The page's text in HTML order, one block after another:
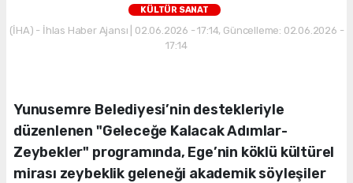
KÜLTÜR SANAT
(İHA) - İhlas Haber Ajansı | 02.06.2026 - 17:14, Güncelleme: 02.06.2026 -
17:14
Yunusemre Belediyesi’nin destekleriyle
düzenlenen "Geleceğe Kalacak Adımlar-
Zeybekler" programında, Ege’nin köklü kültürel
mirası zeybeklik geleneği akademik söyleşiler